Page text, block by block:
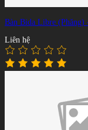
Bàn Bida Libre
Liên hệ